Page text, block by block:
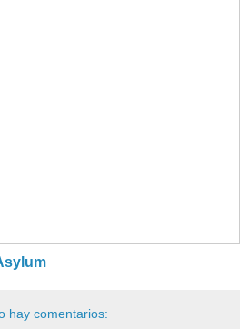
hay comentarios: